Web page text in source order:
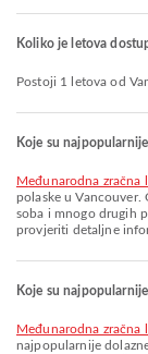
Koliko je letova
Postoji 1 letova od
Koje su
Međunarodna
polaske u Vancouver.
soba i mnogo drugih
provjeriti detaljne
Koje su
Međunarodna
najpopularnije